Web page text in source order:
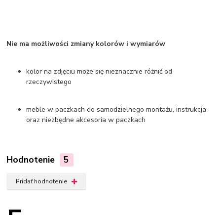
Nie ma możliwości zmiany kolorów i wymiarów
kolor na zdjęciu może się nieznacznie różnić od
rzeczywistego
meble w paczkach do samodzielnego montażu, instrukcja
oraz niezbędne akcesoria w paczkach
Hodnotenie 5
Pridať hodnotenie